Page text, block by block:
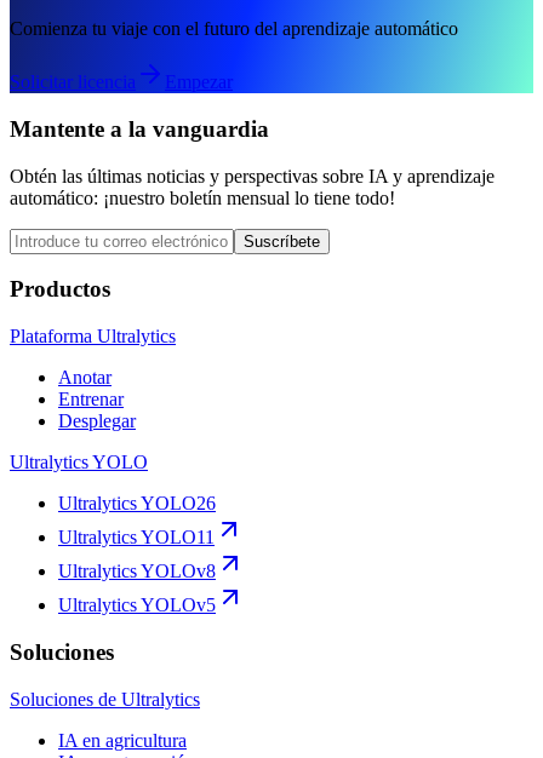
Comienza tu viaje con el futuro del aprendizaje automático
Solicitar licencia Empezar
Mantente a la vanguardia
Obtén las últimas noticias y perspectivas sobre IA y aprendizaje
automático: ¡nuestro boletín mensual lo tiene todo!
Suscríbete
Productos
Plataforma Ultralytics
Anotar
Entrenar
Desplegar
Ultralytics YOLO
Ultralytics YOLO26
Ultralytics YOLO11
Ultralytics YOLOv8
Ultralytics YOLOv5
Soluciones
Soluciones de Ultralytics
IA en agricultura